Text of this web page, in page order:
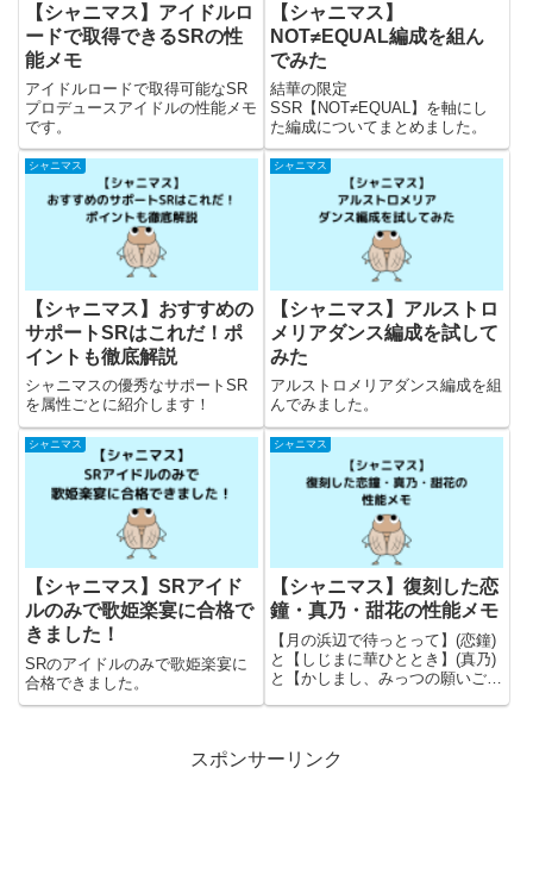
【シャニマス】アイドルロ
ードで取得できるSRの性
能メモ
アイドルロードで取得可能なSR
プロデュースアイドルの性能メモ
です。
【シャニマス】
NOT≠EQUAL編成を組ん
でみた
結華の限定
SSR【NOT≠EQUAL】を軸にし
た編成についてまとめました。
シャニマス
【シャニマス】おすすめの
サポートSRはこれだ！ポ
イントも徹底解説
シャニマスの優秀なサポートSR
を属性ごとに紹介します！
シャニマス
【シャニマス】アルストロ
メリアダンス編成を試して
みた
アルストロメリアダンス編成を組
んでみました。
シャニマス
【シャニマス】SRアイド
ルのみで歌姫楽宴に合格で
きました！
SRのアイドルのみで歌姫楽宴に
合格できました。
シャニマス
【シャニマス】復刻した恋
鐘・真乃・甜花の性能メモ
【月の浜辺で待っとって】(恋鐘)
と【しじまに華ひととき】(真乃)
と【かしまし、みっつの願いご
スポンサーリンク